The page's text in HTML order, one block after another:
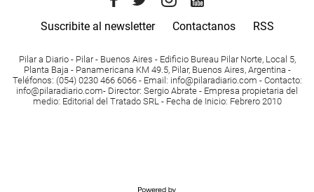
Suscribite al newsletter Contactanos RSS
Pilar a Diario - Pilar - Buenos Aires - Edificio Bureau Pilar Norte, Local 5,
Planta Baja - Panamericana KM 49.5, Pilar, Buenos Aires, Argentina -
Teléfonos: (054) 0230 466 6066 - Email : info@pilaradiario.com - Contacto:
info@pilaradiario.com- Director: Sergio Abrate - Empresa propietaria del
medio: Editorial del Tratado SRL - Fecha de Inicio: Febrero 2010